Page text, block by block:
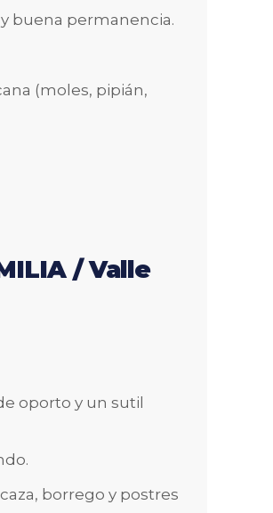
buena permanencia.
(moles, pipián,
/ Valle
oporto y un sutil
borrego y postres